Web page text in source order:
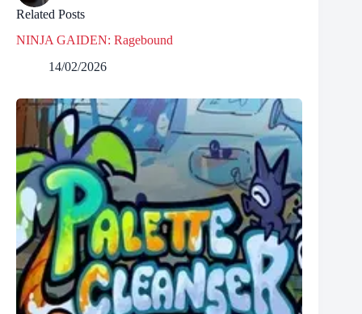
Related Posts
NINJA GAIDEN: Ragebound
14/02/2026